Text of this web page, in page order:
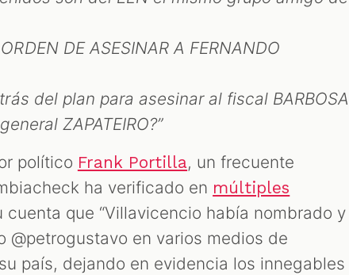
DE ASESINAR A FERNANDO
del plan para asesinar al fiscal
ZAPATEIRO?”
político Frank Portilla, un frecuente
ha verificado en múltiples
cuenta que “Villavicencio había nombrado y
@petrogustavo en varios medios de
país, dejando en evidencia los innegables